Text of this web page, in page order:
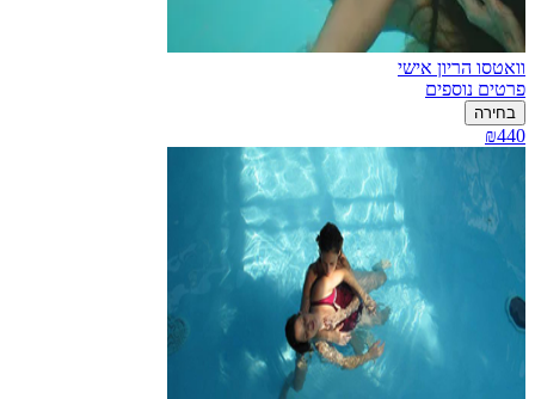
וואטסו הריון אישי
פרטים נוספים
בחירה
₪440